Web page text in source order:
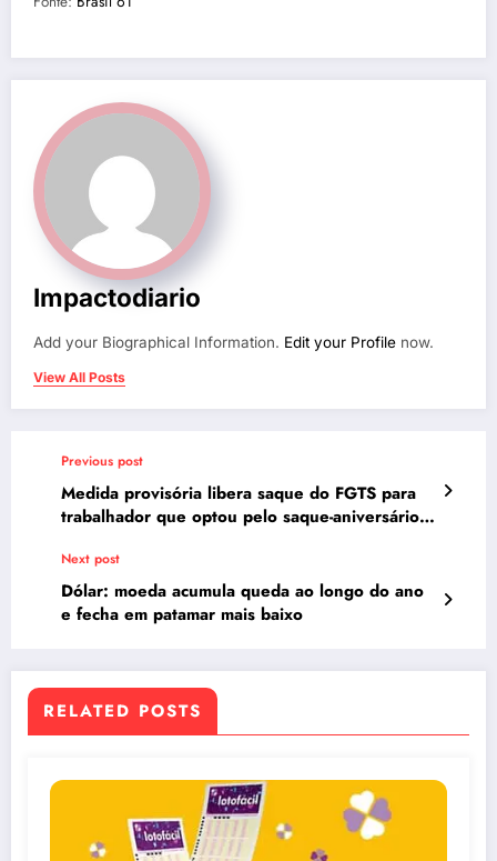
Impactodiario
Add your Biographical Information. Edit your Profile now.
View All Posts
Previous post
Medida provisória libera saque do FGTS para
trabalhador que optou pelo saque-aniversário e
Next post
Dólar: moeda acumula queda ao longo do ano
e fecha em patamar mais baixo
RELATED POSTS